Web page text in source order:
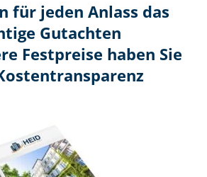
für jeden Anlass das
Gutachten
Festpreise haben Sie